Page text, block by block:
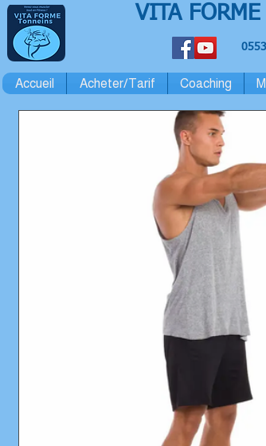
VITA FORME
Accueil Acheter/Tarif Coaching